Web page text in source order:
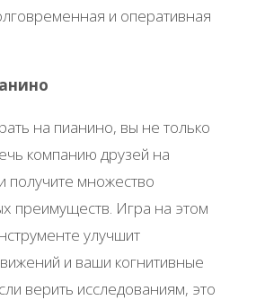
и оперативная
на пианино, вы не только
компанию друзей на
получите множество
преимуществ. Игра на этом
улучшит
и ваши когнитивные
верить исследованиям, это